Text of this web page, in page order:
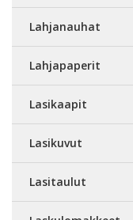
Lahjanauhat
Lahjapaperit
Lasikaapit
Lasikuvut
Lasitaulut